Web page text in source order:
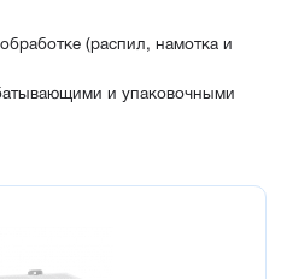
(распил, намотка и
и упаковочными
оборудованием